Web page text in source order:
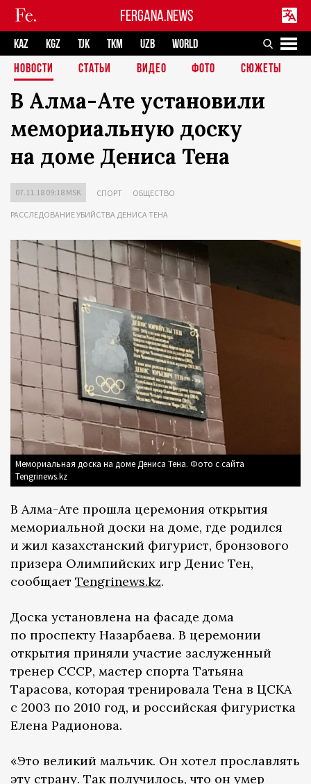
FERGANA.NEWS
KAZ KGZ TJK TKM UZB
WORLD
НОВОСТИ
СТАТЬИ ВИДЕО ФОТО СЮЖЕТЫ
В Алма-Ате установили
мемориальную доску
на доме Дениса Тена
07.11.18 09:18 MSK СПОРТ ОБЩЕСТВО
РАССЛЕДОВАНИЕ УБИЙСТВА ДЕНИСА ТЕНА
Мемориальная доска на доме Дениса Тена. Фото с сайта
Tengrinews.kz
В Алма-Ате прошла церемония открытия
мемориальной доски на доме, где родился
и жил казахстанский фигурист, бронзового
призера Олимпийских игр Денис Тен,
сообщает Tengrinews.kz.
Доска установлена на фасаде дома
по проспекту Назарбаева. В церемонии
открытия приняли участие заслуженный
тренер СССР, мастер спорта Татьяна
Тарасова, которая тренировала Тена в ЦСКА
с 2003 по 2010 год, и российская фигуристка
Елена Радионова.
«Это великий мальчик. Он хотел прославлять
эту страну. Так получилось, что он умер